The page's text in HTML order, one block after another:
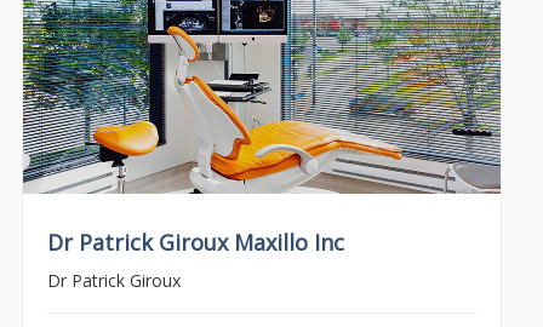
Dr Patrick Giroux Maxillo Inc
Dr Patrick Giroux